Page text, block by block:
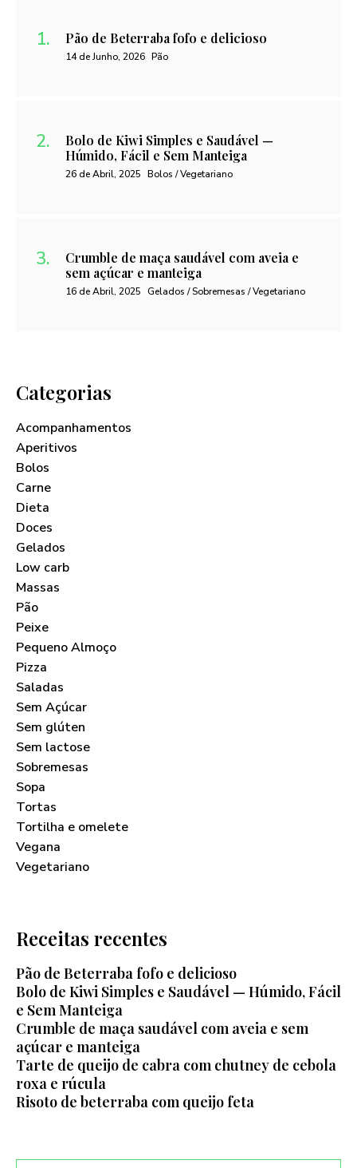
Pão de Beterraba fofo e delicioso
14 de Junho, 2026 Pão
Bolo de Kiwi Simples e Saudável —
Húmido, Fácil e Sem Manteiga
26 de Abril, 2025 Bolos / Vegetariano
Crumble de maça saudável com aveia e
sem açúcar e manteiga
16 de Abril, 2025 Gelados / Sobremesas / Vegetariano
Categorias
Acompanhamentos
Aperitivos
Bolos
Carne
Dieta
Doces
Gelados
Low carb
Massas
Pão
Peixe
Pequeno Almoço
Pizza
Saladas
Sem Açúcar
Sem glúten
Sem lactose
Sobremesas
Sopa
Tortas
Tortilha e omelete
Vegana
Vegetariano
Receitas recentes
Pão de Beterraba fofo e delicioso
Bolo de Kiwi Simples e Saudável — Húmido, Fácil
e Sem Manteiga
Crumble de maça saudável com aveia e sem
açúcar e manteiga
Tarte de queijo de cabra com chutney de cebola
roxa e rúcula
Risoto de beterraba com queijo feta